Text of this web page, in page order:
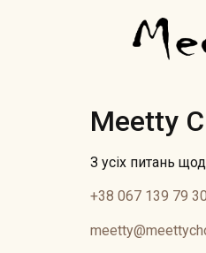
Meetty
З усіх питань
+38 067 139 79 30